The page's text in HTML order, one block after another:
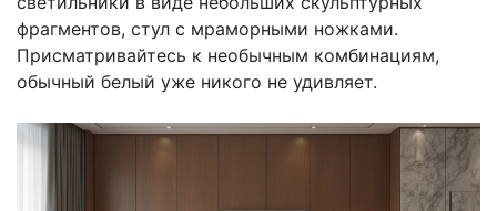
фрагментов, стул с мраморными ножками.
Присматривайтесь к необычным комбинациям,
обычный белый уже никого не удивляет.